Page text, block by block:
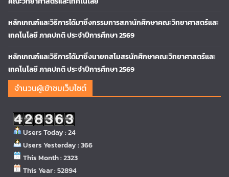
หลักเกณฑ์และวิธีการได้มาซึ่งกรรมการสภานักศึกษาคณะวิทยาศาสตร์และ
เทคโนโลยี ภาคปกติ ประจำปีการศึกษา 2569
หลักเกณฑ์และวิธีการได้มาซึ่งนายกสโมสรนักศึกษาคณะวิทยาศาสตร์และ
เทคโนโลยี ภาคปกติ ประจำปีการศึกษา 2569
จำนวนผู้เข้าชมเว็บไซต์
Users Today : 24
Users Yesterday : 366
This Month : 2323
This Year : 52894